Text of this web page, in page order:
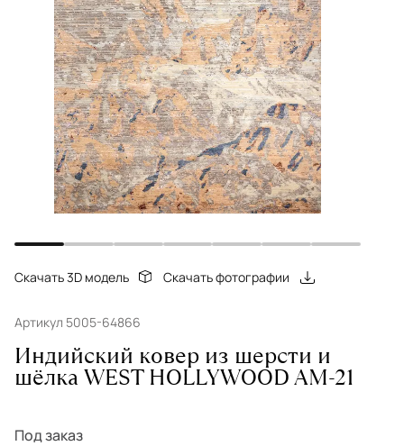
Скачать 3D модель Скачать фотографии
Артикул 5005-64866
Индийский ковер из шерсти и
шёлка WEST HOLLYWOOD AM-21
Под заказ